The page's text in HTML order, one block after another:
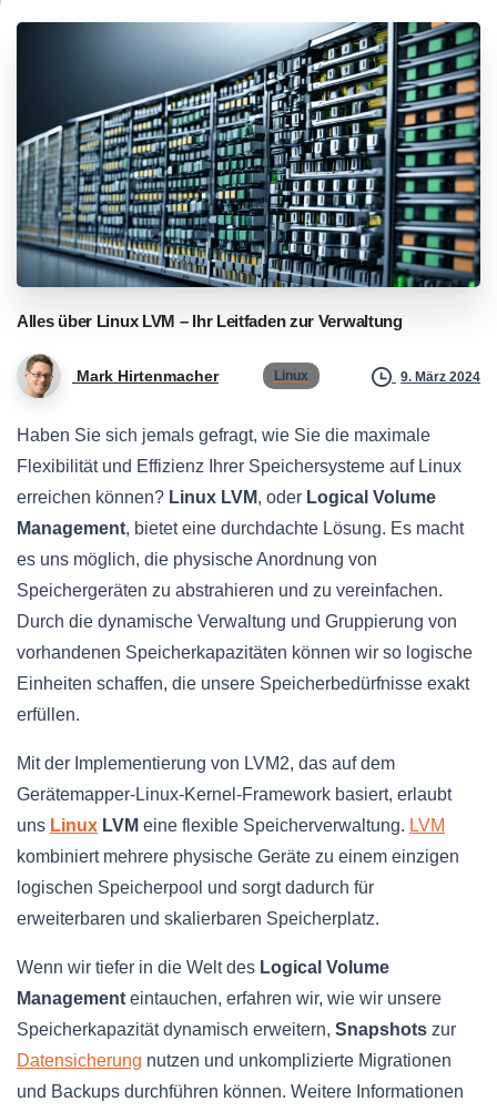
Alles über Linux LVM – Ihr Leitfaden zur Verwaltung
Mark Hirtenmacher Linux 9. März 2024
Haben Sie sich jemals gefragt, wie Sie die maximale
Flexibilität und Effizienz Ihrer Speichersysteme auf Linux
erreichen können? Linux LVM, oder Logical Volume
Management, bietet eine durchdachte Lösung. Es macht
es uns möglich, die physische Anordnung von
Speichergeräten zu abstrahieren und zu vereinfachen.
Durch die dynamische Verwaltung und Gruppierung von
vorhandenen Speicherkapazitäten können wir so logische
Einheiten schaffen, die unsere Speicherbedürfnisse exakt
erfüllen.
Mit der Implementierung von LVM2, das auf dem
Gerätemapper-Linux-Kernel-Framework basiert, erlaubt
uns Linux LVM eine flexible Speicherverwaltung. LVM
kombiniert mehrere physische Geräte zu einem einzigen
logischen Speicherpool und sorgt dadurch für
erweiterbaren und skalierbaren Speicherplatz.
Wenn wir tiefer in die Welt des Logical Volume
Management eintauchen, erfahren wir, wie wir unsere
Speicherkapazität dynamisch erweitern, Snapshots zur
Datensicherung nutzen und unkomplizierte Migrationen
und Backups durchführen können. Weitere Informationen